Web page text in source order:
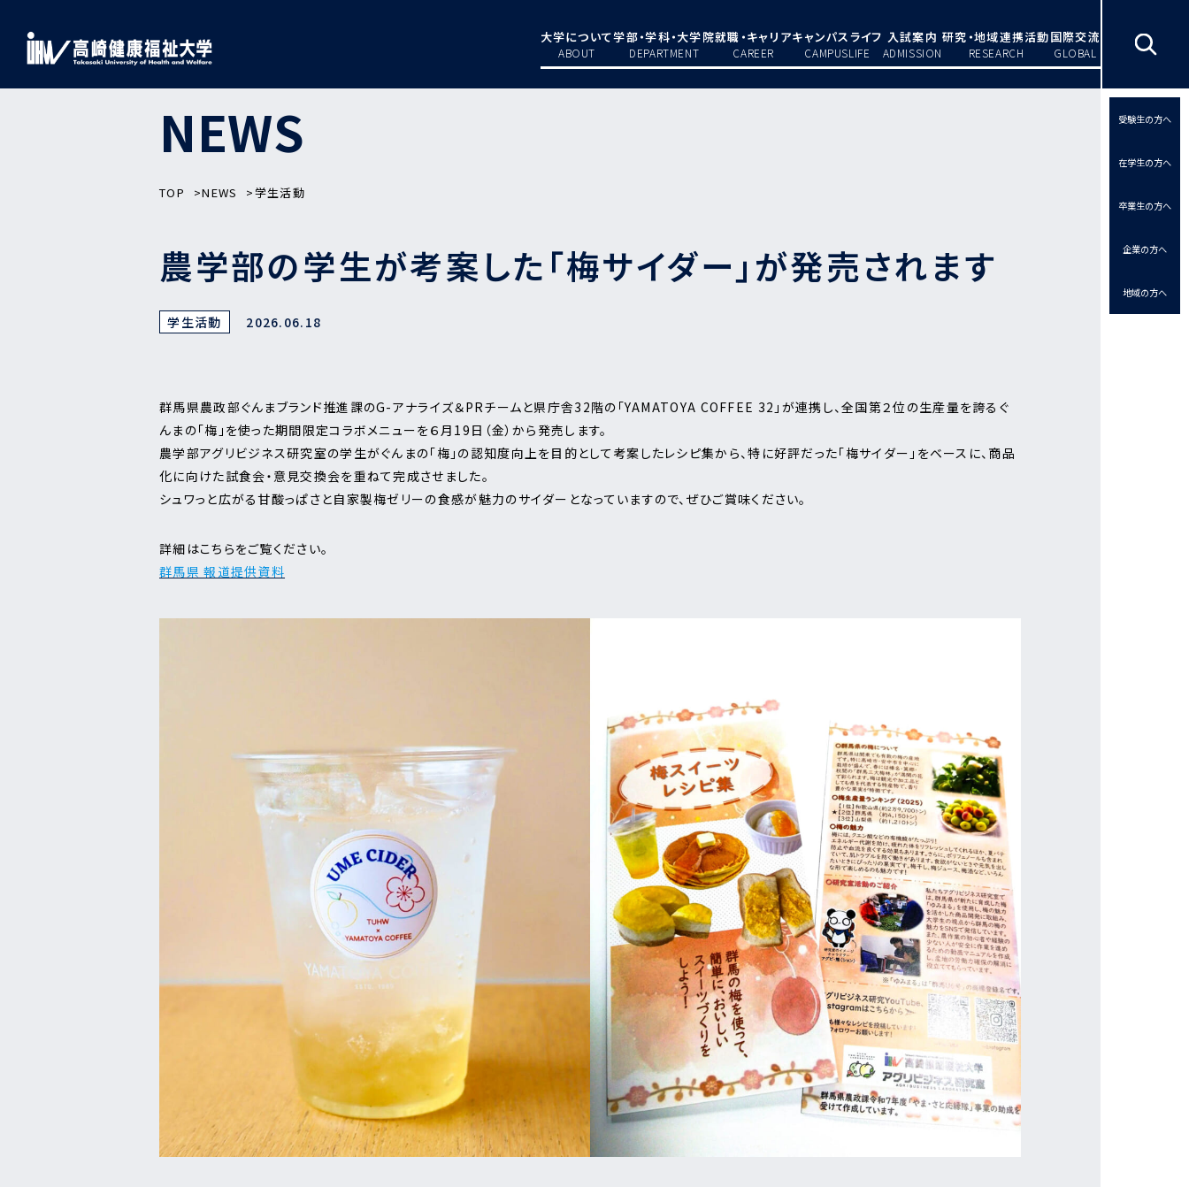
大学について
ABOUT
学部・学科・大学院
DEPARTMENT
就職・キャリア
CAREER
キャンパスライフ
CAMPUSLIFE
入試案内
ADMISSION
研究・地域連携活動
RESEARCH
国際交流
GLOBAL
受験生の方へ
在学生の方へ
卒業生の方へ
企業の方へ
地域の方へ
NEWS
TOP NEWS 学生活動
農学部の学生が考案した「梅サイダー」が発売されます
学生活動 2026.06.18
群馬県農政部ぐんまブランド推進課のG-アナライズ＆PRチームと県庁舎32階の「YAMATOYA COFFEE 32」が連携し、全国第２位の生産量を誇るぐ
んまの「梅」を使った期間限定コラボメニューを６月19日（金）から発売します。
農学部アグリビジネス研究室の学生がぐんまの「梅」の認知度向上を目的として考案したレシピ集から、特に好評だった「梅サイダー」をベースに、商品
化に向けた試食会・意見交換会を重ねて完成させました。
シュワっと広がる甘酸っぱさと自家製梅ゼリーの食感が魅力のサイダーとなっていますので、ぜひご賞味ください。
詳細はこちらをご覧ください。
群馬県 報道提供資料